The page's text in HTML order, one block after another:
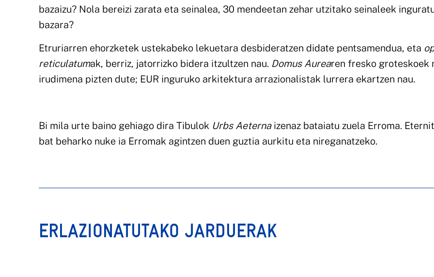
bazaizu? Nola bereizi zarata eta seinalea, 30 mendeetan zehar utzitako seinaleek
bazara?
Etruriarren ehorzketek ustekabeko lekuetara desbideratzen didate pentsamendua, eta
reticulatumak, berriz, jatorrizko bidera itzultzen nau. Domus Aurearen fresko groteskoek
irudimena pizten dute; EUR inguruko arkitektura arrazionalistak lurrera ekartzen nau.
Bi mila urte baino gehiago dira Tibulok Urbs Aeternaizenaz bataiatu zuela Erroma.
bat beharko nuke ia Erromak agintzen duen guztia aurkitu eta nireganatzeko.
ERLAZIONATUTAKO JARDUERAK